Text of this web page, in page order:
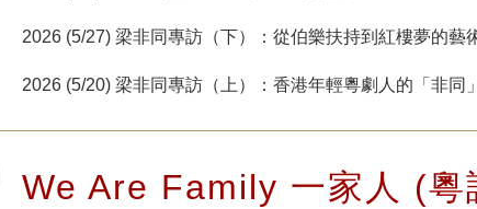
2026 (5/27) 梁非同專訪（下）：從伯樂扶持到紅樓夢的藝
2026 (5/20) 梁非同專訪（上）：香港年輕粵劇人的「非同
We Are Family 一家人 (粵